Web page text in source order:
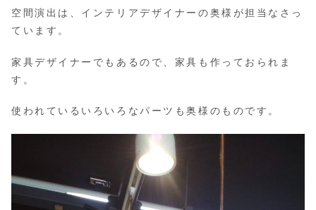
空間演出は、インテリアデザイナーの奥様が担当なさっ
ています。
家具デザイナーでもあるので、家具も作っておられま
す。
使われているいろいろなパーツも奥様のものです。